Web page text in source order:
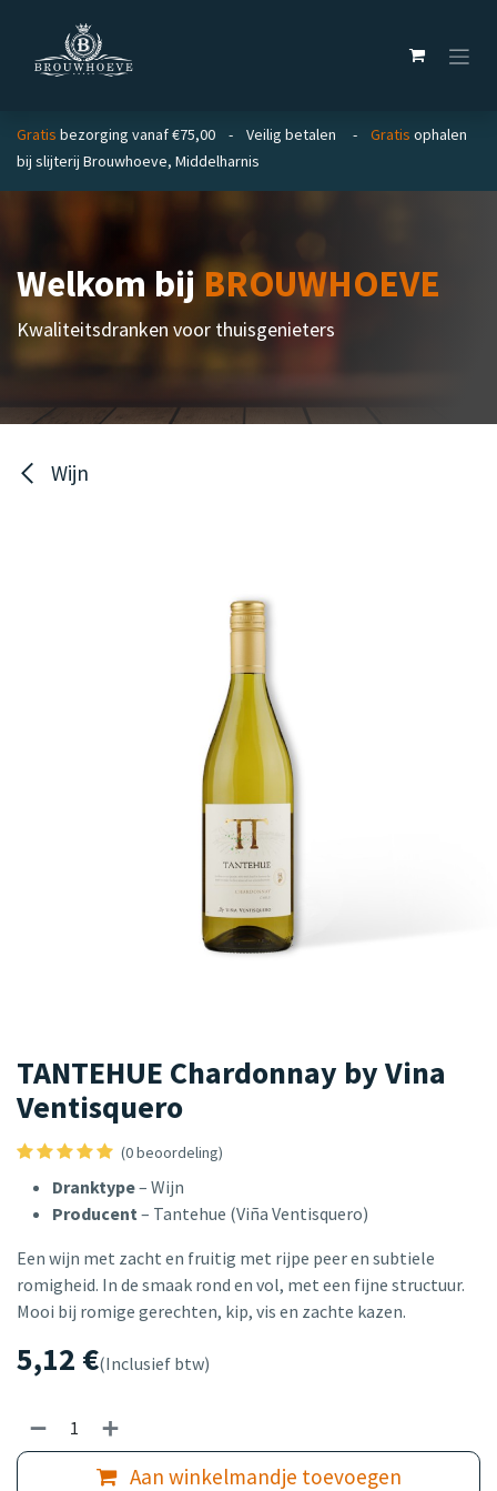
Gratis bezorging vanaf €75,00 - Veilig betalen - Gratis ophalen
bij slijterij Brouwhoeve, Middelharnis
Welkom bijBROUWHOEVE
Kwaliteitsdranken voor thuisgenieters
Wijn
TANTEHUE Chardonnay by Vina
Ventisquero
(0 beoordeling)
Dranktype– Wijn
Producent– Tantehue (Viña Ventisquero)
Een wijn met zacht en fruitig met rijpe peer en subtiele
romigheid. In de smaak rond en vol, met een fijne structuur.
Mooi bij romige gerechten, kip, vis en zachte kazen.
5,12 €(Inclusief btw)
Aan winkelmandje toevoegen